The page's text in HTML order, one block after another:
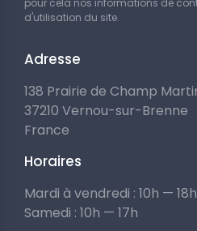
d'utilisation du site.
Adresse
138 Prairie de Champ
37210 Vernou-sur-Brenne
France
Horaires
Mardi à vendredi : 10h — 18h
Samedi : 10h — 17h